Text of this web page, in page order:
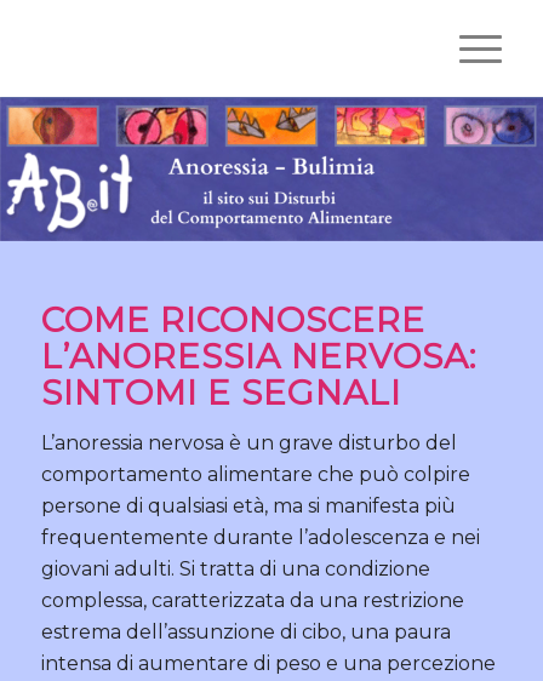
COME RICONOSCERE
L’ANORESSIA NERVOSA:
SINTOMI E SEGNALI
L’anoressia nervosa è un grave disturbo del
comportamento alimentare che può colpire
persone di qualsiasi età, ma si manifesta più
frequentemente durante l’adolescenza e nei
giovani adulti. Si tratta di una condizione
complessa, caratterizzata da una restrizione
estrema dell’assunzione di cibo, una paura
intensa di aumentare di peso e una percezione